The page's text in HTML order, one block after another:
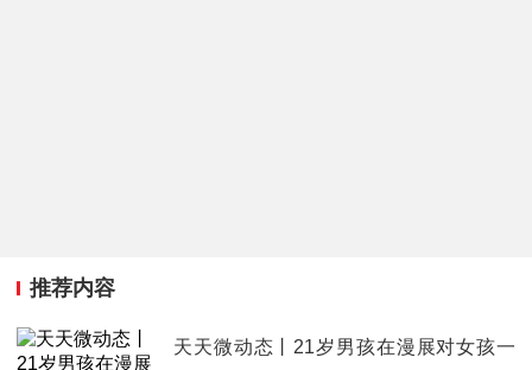
推荐内容
天天微动态丨21岁男孩在漫展对女孩一